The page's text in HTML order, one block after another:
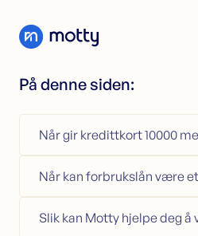
Søk nå
Forbrukslån
Kredittkort
Kundeservice
Søk forbrukslån
Refinansiering av forbrukslån
Forbrukslånskalkulator
Refinansiering
Søk refinansiering
På denne siden:
Når gir kredittkort 10000
Når kan forbrukslån være
Slik kan Motty hjelpe deg å